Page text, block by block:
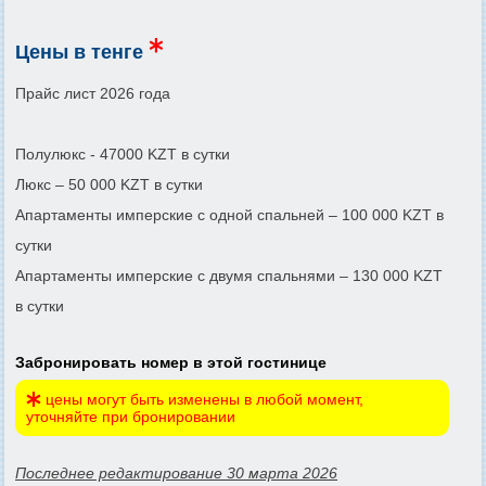
Цены в тенге
Прайс лист 2026 года
Полулюкс - 47000 KZT в сутки
Люкс – 50 000 KZT в сутки
Апартаменты имперские с одной спальней – 100 000 KZT в
сутки
Апартаменты имперские с двумя спальнями – 130 000 KZT
в сутки
Забронировать номер в этой гостинице
цены могут быть изменены в любой момент,
уточняйте при бронировании
Последнее редактирование 30 марта 2026